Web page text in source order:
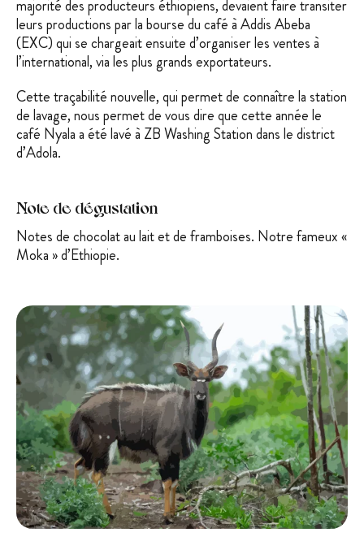
majorité des producteurs éthiopiens, devaient faire transiter
leurs productions par la bourse du café à Addis Abeba
(EXC) qui se chargeait ensuite d’organiser les ventes à
l’international, via les plus grands exportateurs.
Cette traçabilité nouvelle, qui permet de connaître la station
de lavage, nous permet de vous dire que cette année le
café Nyala a été lavé à ZB Washing Station dans le district
d’Adola.
Note de dégustation
Notes de chocolat au lait et de framboises. Notre fameux «
Moka » d’Ethiopie.